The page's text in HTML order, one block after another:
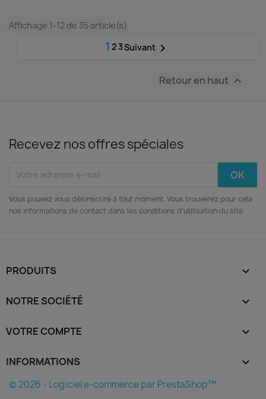
Affichage 1-12 de 35 article(s)
1 2 3Suivant 
Retour en haut 
Recevez nos offres spéciales
Vous pouvez vous désinscrire à tout moment. Vous trouverez pour cela
nos informations de contact dans les conditions d'utilisation du site.
PRODUITS 
NOTRE SOCIÉTÉ 
VOTRE COMPTE 
INFORMATIONS keyboard_arrow_down
© 2026 - Logiciel e-commerce par PrestaShop™